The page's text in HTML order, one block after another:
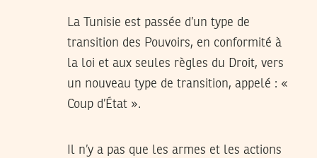
La Tunisie est passée d’un type de
transition des Pouvoirs, en conformité à
la loi et aux seules règles du Droit, vers
un nouveau type de transition, appelé : «
Coup d’État ».
Il n’y a pas que les armes et les actions